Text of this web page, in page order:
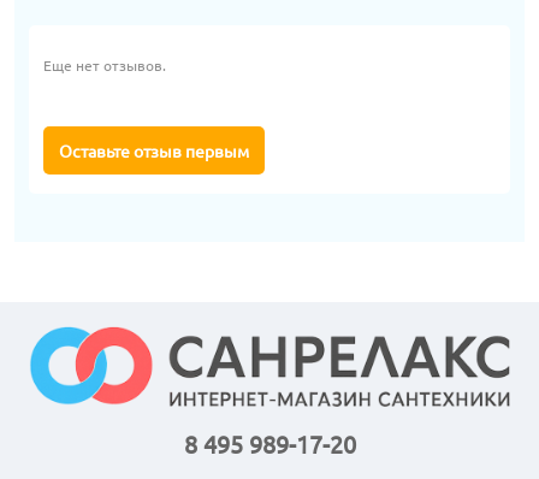
Еще нет отзывов.
Оставьте отзыв первым
8 495 989-17-20